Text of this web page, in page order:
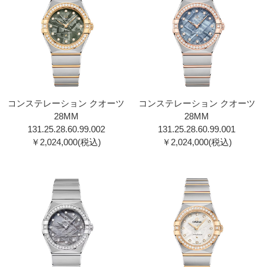
コンステレーション クオーツ
28MM
131.25.28.60.99.00 2
￥2,024,000(税込)
コンステレーション クオーツ
28MM
131.25.28.60.99.00 1
￥2,024,000(税込)